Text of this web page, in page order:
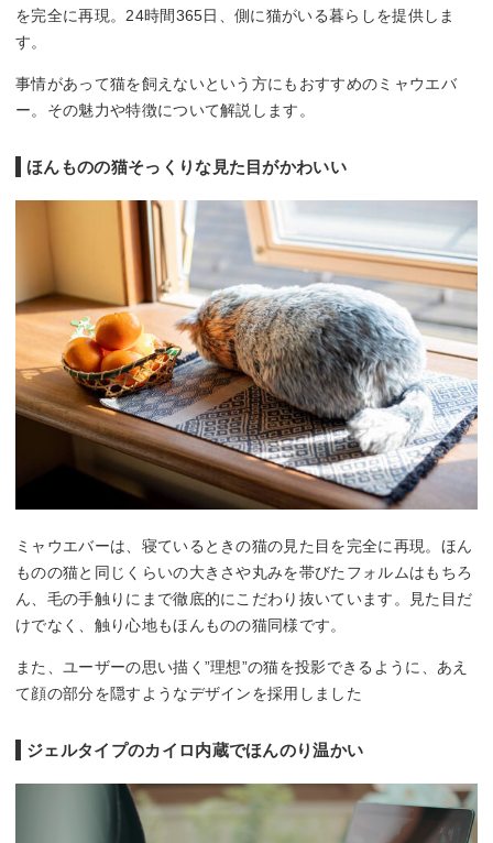
を完全に再現。24時間365日、側に猫がいる暮らしを提供しま
す。
事情があって猫を飼えないという方にもおすすめのミャウエバ
ー。その魅力や特徴について解説します。
ほんものの猫そっくりな見た目がかわいい
ミャウエバーは、寝ているときの猫の見た目を完全に再現。ほん
ものの猫と同じくらいの大きさや丸みを帯びたフォルムはもちろ
ん、毛の手触りにまで徹底的にこだわり抜いています。見た目だ
けでなく、触り心地もほんものの猫同様です。
また、ユーザーの思い描く”理想”の猫を投影できるように、あえ
て顔の部分を隠すようなデザインを採用しました
ジェルタイプのカイロ内蔵でほんのり温かい